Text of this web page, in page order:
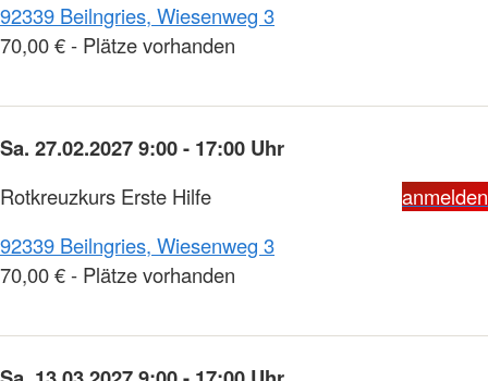
92339 Beilngries, Wiesenweg 3
70,00 € - Plätze vorhanden
Sa. 27.02.2027 9:00 - 17:00 Uhr
Rotkreuzkurs Erste Hilfe
anmelden
92339 Beilngries, Wiesenweg 3
70,00 € - Plätze vorhanden